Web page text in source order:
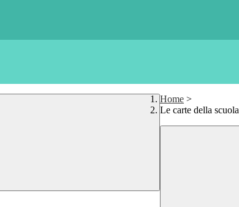
Home >
Le carte della scuola